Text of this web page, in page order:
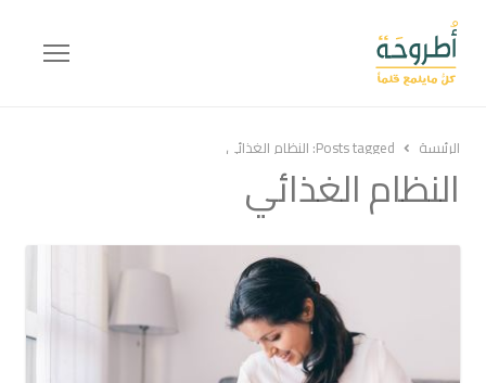
Menu
الرئيسة Posts tagged: النظام الغذائي
النظام الغذائي